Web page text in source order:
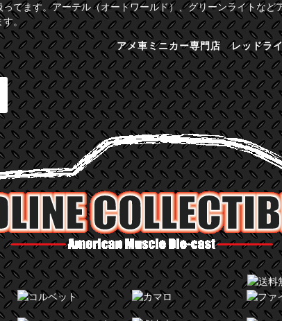
てます。アーテル（オートワールド）、グリーンライトな
す。
アメ車ミニカー専門店 レッドラ